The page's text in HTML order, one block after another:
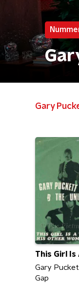
Gary
This Girl Is
Gary
Gap